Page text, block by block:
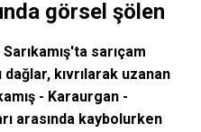
görsel şölen
sarıçam
kıvrılarak uzanan
- Karaurgan -
arasında kaybolurken